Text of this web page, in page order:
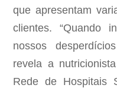
que apresentam
clientes. “Quando
nossos
revela a
Rede de Hospitais